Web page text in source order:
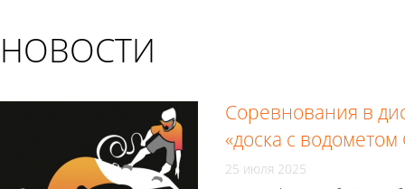
НОВОСТИ
Соревнования в
«доска с водометом
25 июля 2025